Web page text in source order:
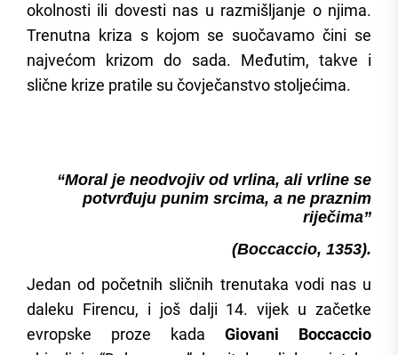
okolnosti ili dovesti nas u razmišljanje o njima.
Trenutna kriza s kojom se suočavamo čini se
najvećom krizom do sada. Međutim, takve i
slične krize pratile su čovječanstvo stoljećima.
“Moral je neodvojiv od vrlina, ali vrline se
potvrđuju punim srcima, a ne praznim
riječima”
(Boccaccio, 1353).
Jedan od početnih sličnih trenutaka vodi nas u
daleku Firencu, i još dalji 14. vijek u začetke
evropske proze kada Giovani Boccaccio